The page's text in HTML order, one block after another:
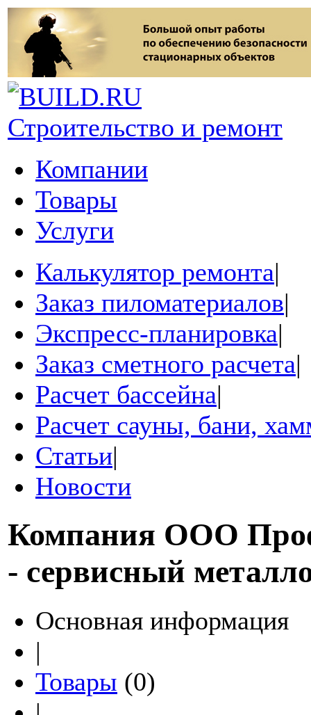
Строительство и ремонт
Компании
Товары
Услуги
Калькулятор ремонта|
Заказ пиломатериалов|
Экспресс-планировка|
Заказ сметного расчета|
Расчет бассейна|
Расчет сауны, бани,
Статьи|
Новости
Компания ООО
- сервисный
Основная информация
|
Товары (0)